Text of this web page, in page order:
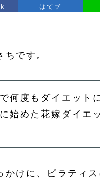
はてブ
です。
何度もダイエット
始めた花嫁ダイエ
けに、ピラティス